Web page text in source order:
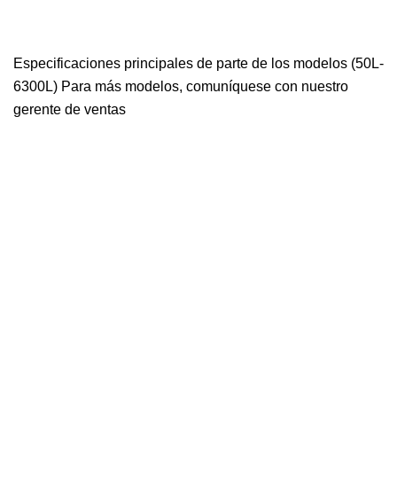
Especificaciones principales de parte de los modelos (50L-
6300L) Para más modelos, comuníquese con nuestro
gerente de ventas